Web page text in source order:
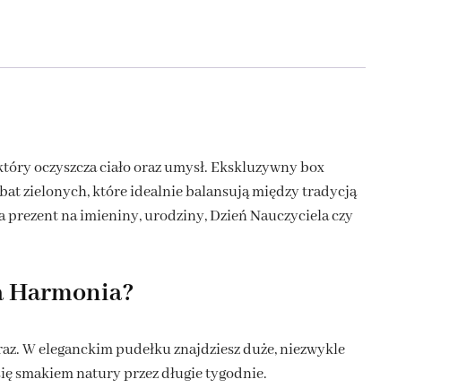
oczyszcza ciało oraz umysł. Ekskluzywny box
zielonych, które idealnie balansują między tradycją
na imieniny, urodziny, Dzień Nauczyciela czy
Harmonia?
W eleganckim pudełku znajdziesz duże, niezwykle
smakiem natury przez długie tygodnie.